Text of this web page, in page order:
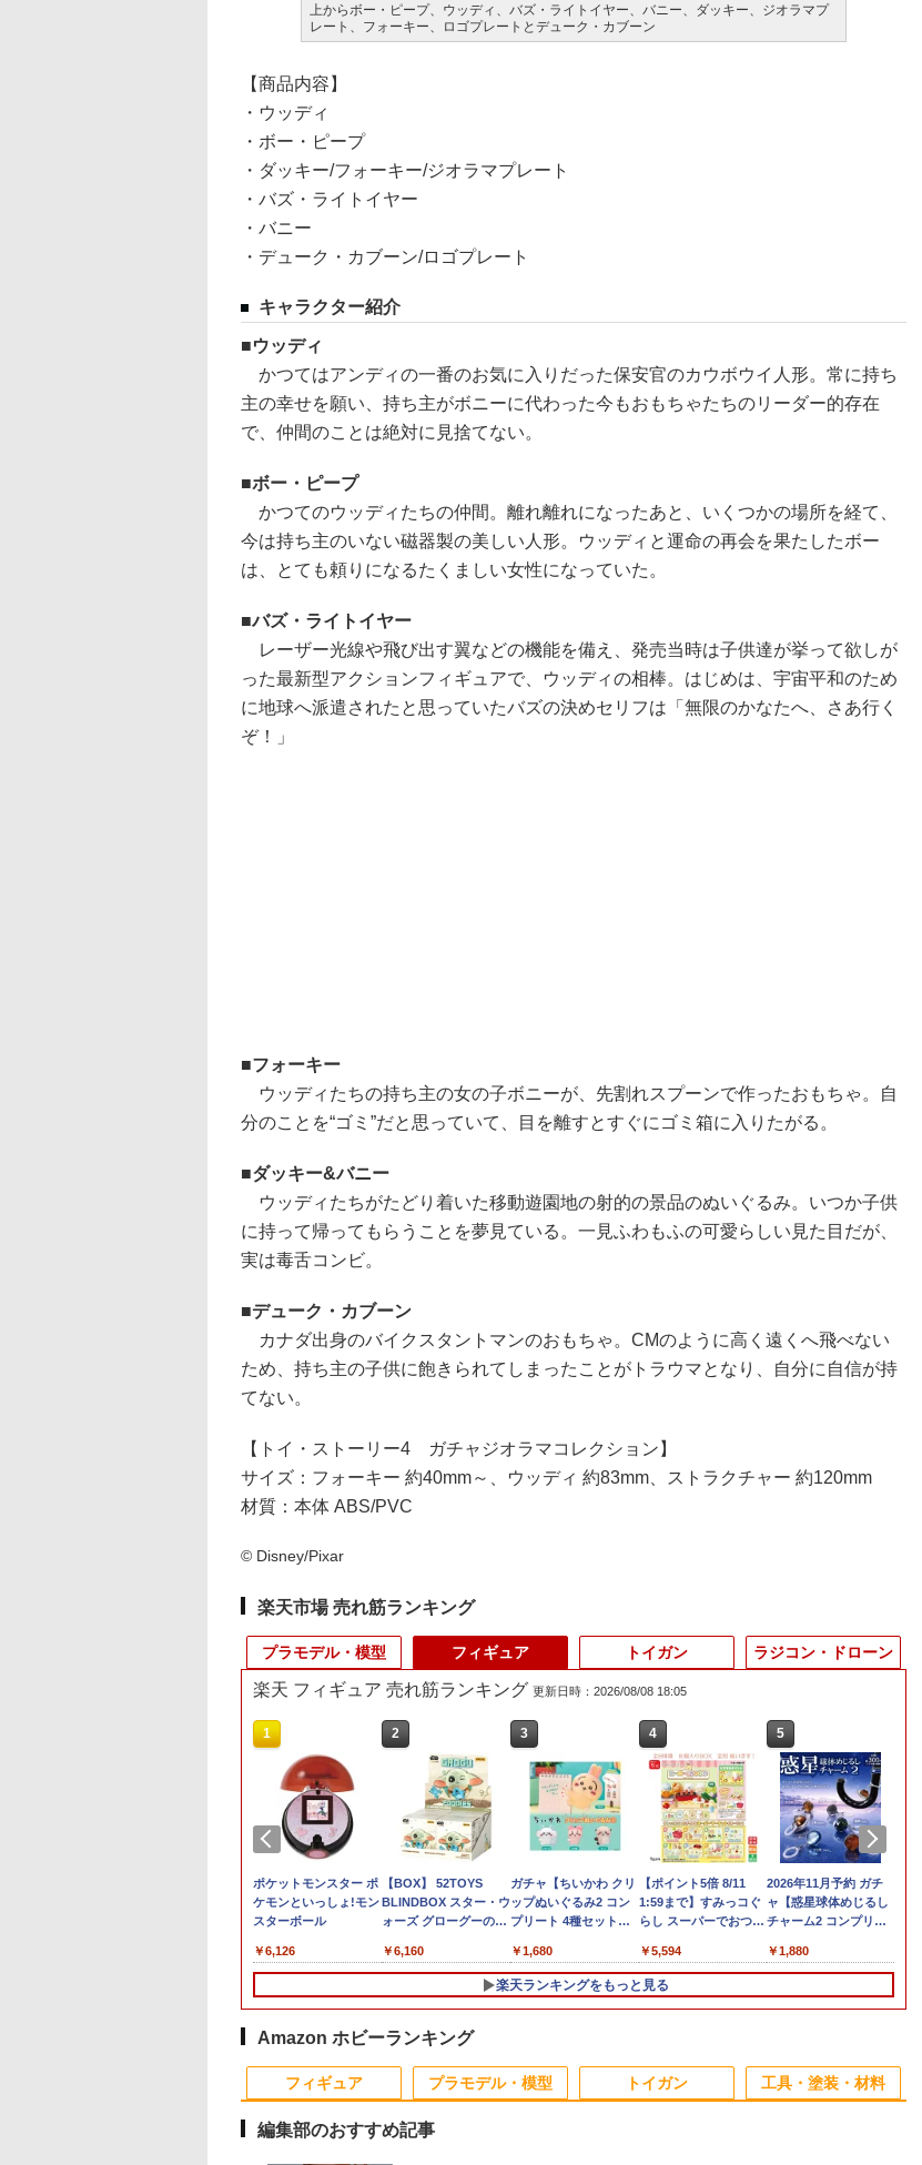
上からボー・ピープ、ウッディ、バズ・ライトイヤー、バニー、ダッキー、ジオラマプ
レート、フォーキー、ロゴプレートとデューク・カブーン
【商品内容】
・ウッディ
・ボー・ピープ
・ダッキー/フォーキー/ジオラマプレート
・バズ・ライトイヤー
・バニー
・デューク・カブーン/ロゴプレート
キャラクター紹介
ウッディ
かつてはアンディの一番のお気に入りだった保安官のカウボウイ人形。常に持ち
主の幸せを願い、持ち主がボニーに代わった今もおもちゃたちのリーダー的存在
で、仲間のことは絶対に見捨てない。
ボー・ピープ
かつてのウッディたちの仲間。離れ離れになったあと、いくつかの場所を経て、
今は持ち主のいない磁器製の美しい人形。ウッディと運命の再会を果たしたボー
は、とても頼りになるたくましい女性になっていた。
バズ・ライトイヤー
レーザー光線や飛び出す翼などの機能を備え、発売当時は子供達が挙って欲しが
った最新型アクションフィギュアで、ウッディの相棒。はじめは、宇宙平和のため
に地球へ派遣されたと思っていたバズの決めセリフは「無限のかなたへ、さあ行く
ぞ！」
フォーキー
ウッディたちの持ち主の女の子ボニーが、先割れスプーンで作ったおもちゃ。自
分のことを“ゴミ”だと思っていて、目を離すとすぐにゴミ箱に入りたがる。
ダッキー&バニー
ウッディたちがたどり着いた移動遊園地の射的の景品のぬいぐるみ。いつか子供
に持って帰ってもらうことを夢見ている。一見ふわもふの可愛らしい見た目だが、
実は毒舌コンビ。
デューク・カブーン
カナダ出身のバイクスタントマンのおもちゃ。CMのように高く遠くへ飛べない
ため、持ち主の子供に飽きられてしまったことがトラウマとなり、自分に自信が持
てない。
【トイ・ストーリー4 ガチャジオラマコレクション】
サイズ：フォーキー 約40mm～、ウッディ 約83mm、ストラクチャー 約120mm
材質：本体 ABS/PVC
© Disney/Pixar
楽天市場 売れ筋ランキング
プラモデル・模型
1
サウザンド・サニー号
ワノ国編Ver. プラモデ
ル 『ワンピース』（再
SPIRITS]《発売済・在
庫品》
￥2,980
2
BANDAI SPIRITS
ENTRY GRADE 1/144
RX-93ff νガ ン ダ ム 機
のシャア
￥2,998
3
D-スタイル 『シールド
ライガー』 ［Clear
Parts Append］
ル)
￥3,016
4
Blokees ロックマン
Champion Class ゼロ
（ロックマンゼロ）
￥3,366
5
犬 置物 シリコン カー
オーナメント 車内 ア
クセサリー インテリア
い フィギュア 雑貨 グ
ッズ 洗える 飾り 子犬
オブジェ 卓上 デスク
無臭
￥3,750
フィギュア
楽天 フィギュア 売れ筋ランキング 更新日時：2026/08/08 18:05
1
ポケットモンスター ポ
ケモンといっしょ!モン
スターボール
￥6,126
2
【BOX】 52TOYS
BLINDBOX スター・ウ
ォーズ グローグーの食
プ BOX (4個入り) ｜
52トイズ STAR WARS
THE
GROGU Full Belly
￥6,160
3
ガチャ【ちいかわ クリ
ップぬいぐるみ2 コン
プリート 4種セット】
トイ
￥1,680
4
【ポイント5倍 8/11
1:59まで】すみっコぐ
らし スーパーでおつか
BOX 全8種類 全部揃い
ます リーメント Re-
MENT 送料無料 新品
ックス San-x
￥5,594
5
2026年11月予約 ガチ
ャ【惑星球体めじるし
チャーム2 コンプリー
トイ】
￥1,880
楽天ランキングをもっと見る
トイガン
1 2 3 4 5
ラジコン・ドローン
1 2 3 4 5
Amazon ホビーランキング
フィギュア プラモデル・模型 トイガン 工具・塗装・材料
編集部のおすすめ記事